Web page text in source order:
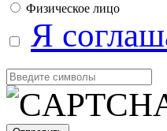
Физическое лицо
Я